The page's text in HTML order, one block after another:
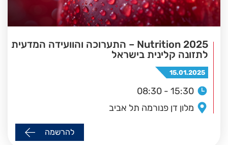
Nutrition 2025 – התערוכה והוועידה המדעית
לתזונה קלינית בישראל
15.01.2025
08:30 - 15:30
מלון דן פנורמה תל אביב
להרשמה